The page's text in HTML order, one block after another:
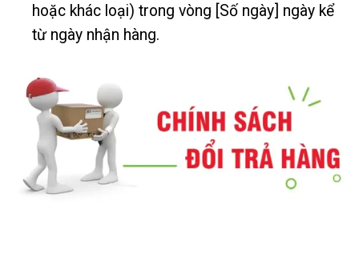
hoặc khác loại) trong vòng [Số ngày] ngày kể
từ ngày nhận hàng.